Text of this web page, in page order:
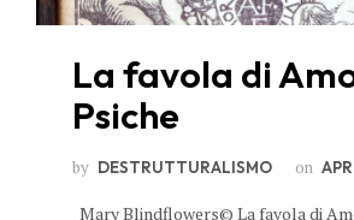
La favola di
Psiche
by DESTRUTTURALISMO on
Mary Blindflowers© La favola di